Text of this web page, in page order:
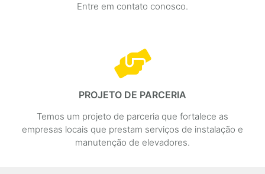
Entre em contato conosco.
PROJETO DE PARCERIA
Temos um projeto de parceria que fortalece as
empresas locais que prestam serviços de instalação e
manutenção de elevadores.